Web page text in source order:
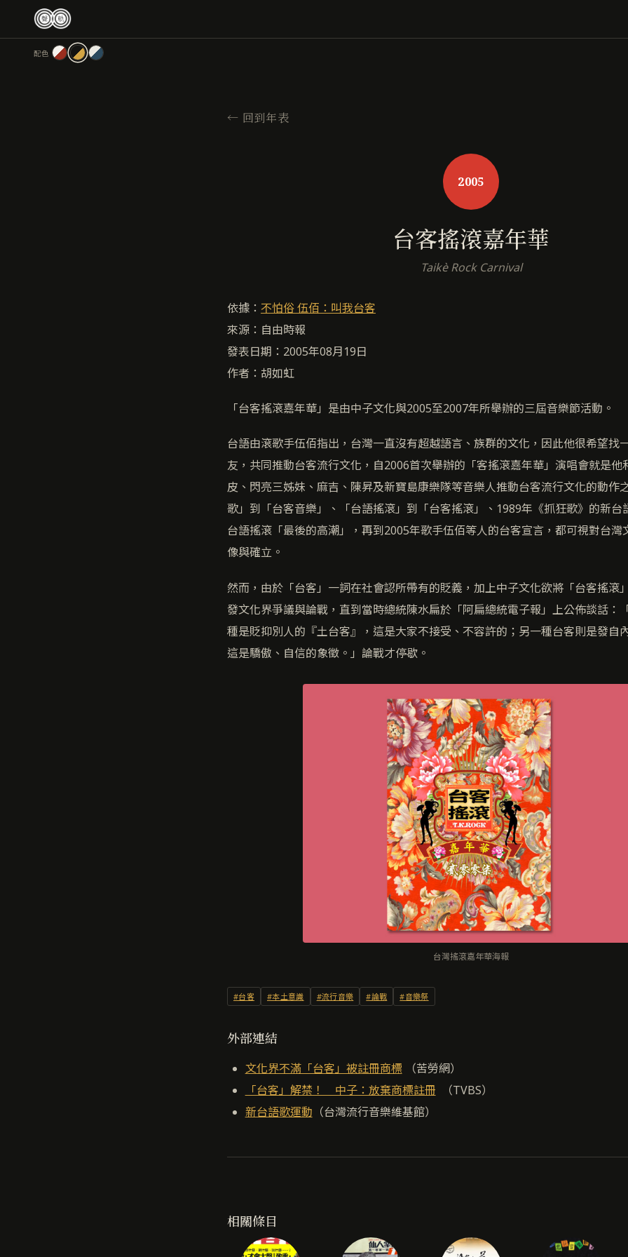
主
配色
← 回到年表
2005
台客搖滾嘉年華
Taikè Rock Carnival
依據： 不怕俗 伍佰：叫我台客
來源：自由時報
發表日期：2005年08月19日
作者：胡如虹
「台客搖滾嘉年華」是由中子文化與2005至2007年所舉辦的三屆音樂節活動。
台語由滾歌手伍佰指出，台灣一直沒有超越語言、族群的文化，因此他很希望找
友，共同推動台客流行文化，自2006首次舉辦的「客搖滾嘉年華」演唱會就是他
皮、閃亮三姊妹、麻吉、陳昇及新寶島康樂隊等音樂人推動台客流行文化的動作
歌」到「台客音樂」、「台語搖滾」到「台客搖滾」、1989年《抓狂歌》的新台
台語搖滾「最後的高潮」，再到2005年歌手伍佰等人的台客宣言，都可視對台灣
像與確立。
然而，由於「台客」一詞在社會認所帶有的貶義，加上中子文化欲將「台客搖滾
發文化界爭議與論戰，直到當時總統陳水扁於「阿扁總統電子報」上公佈談話：
種是貶抑別人的『土台客』，這是大家不接受、不容許的；另一種台客則是發自
這是驕傲、自信的象徵。」論戰才停歇。
台灣搖滾嘉年華海報
#台客 #本土意識 #流行音樂 #論戰 #音樂祭
外部連結
文化界不滿「台客」被註冊商標（苦勞網）
「台客」解禁！ 中子：放棄商標註冊 （TVBS）
新台語歌運動 （台灣流行音樂維基館）
相關條目